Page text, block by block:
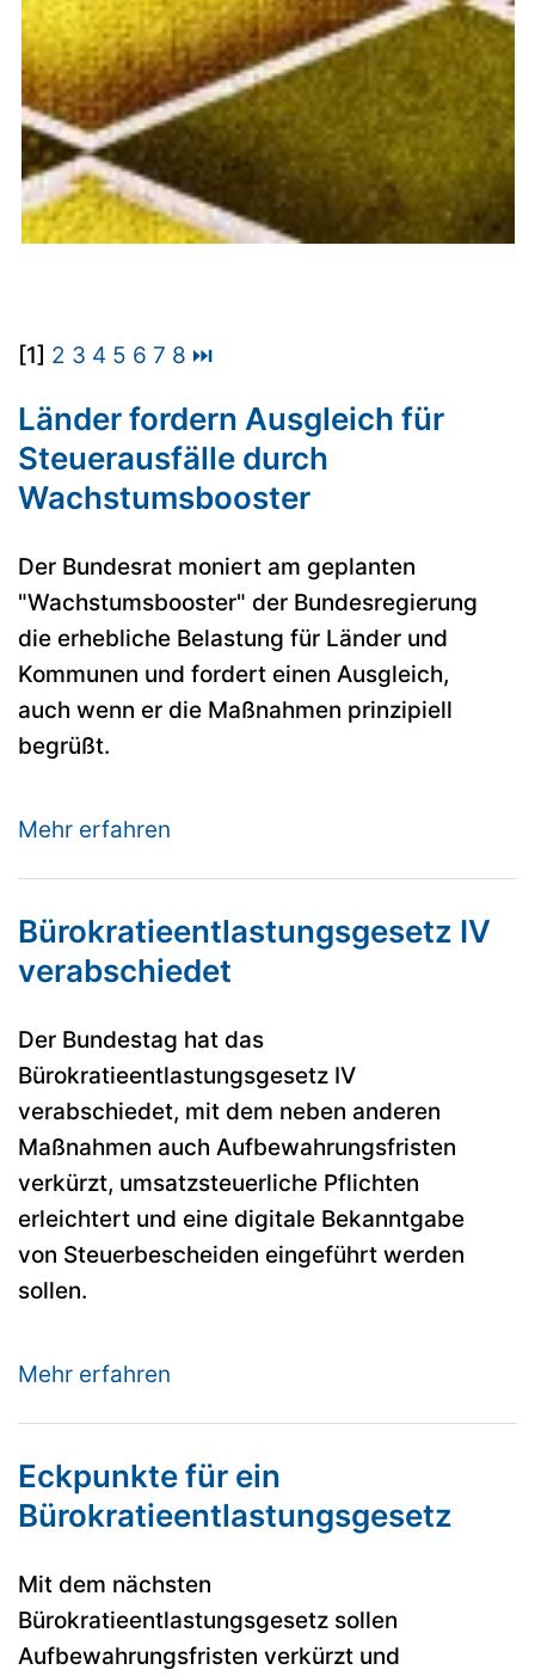
[1] 2 3 4 5 6 7 8 ⏭
Länder fordern Ausgleich für
Steuerausfälle durch
Wachstumsbooster
Der Bundesrat moniert am geplanten
"Wachstumsbooster" der Bundesregierung
die erhebliche Belastung für Länder und
Kommunen und fordert einen Ausgleich,
auch wenn er die Maßnahmen prinzipiell
begrüßt.
Mehr erfahren
Bürokratieentlastungsgesetz IV
verabschiedet
Der Bundestag hat das
Bürokratieentlastungsgesetz IV
verabschiedet, mit dem neben anderen
Maßnahmen auch Aufbewahrungsfristen
verkürzt, umsatzsteuerliche Pflichten
erleichtert und eine digitale Bekanntgabe
von Steuerbescheiden eingeführt werden
sollen.
Mehr erfahren
Eckpunkte für ein
Bürokratieentlastungsgesetz
Mit dem nächsten
Bürokratieentlastungsgesetz sollen
Aufbewahrungsfristen verkürzt und